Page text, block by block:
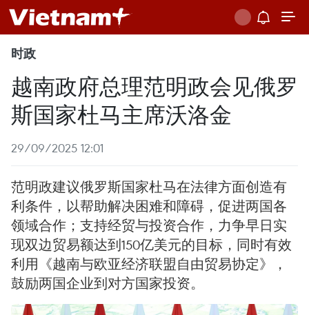
时政
越南政府总理范明政会见俄罗
斯国家杜马主席沃洛金
29/09/2025 12:01
范明政建议俄罗斯国家杜马在法律方面创造有
利条件，以帮助解决困难和障碍，促进两国各
领域合作；支持经贸与投资合作，力争早日实
现双边贸易额达到150亿美元的目标，同时有效
利用《越南与欧亚经济联盟自由贸易协定》，
鼓励两国企业到对方国家投资。